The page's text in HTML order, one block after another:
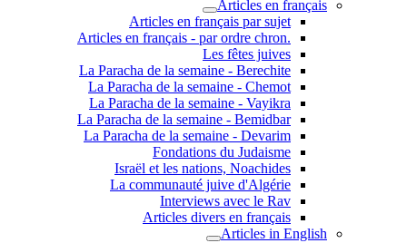
Articles en français
Articles en français par sujet
.Articles en français - par ordre chron
Les fêtes juives
La Paracha de la semaine - Berechite
La Paracha de la semaine - Chemot
La Paracha de la semaine - Vayikra
La Paracha de la semaine - Bemidbar
La Paracha de la semaine - Devarim
Fondations du Judaisme
Israël et les nations, Noachides
La communauté juive d'Algérie
Interviews avec le Rav
Articles divers en français
Articles in English